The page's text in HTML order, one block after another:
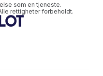
som en tjeneste.
rettigheter forbeholdt.